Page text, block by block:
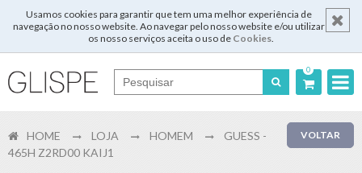
Usamos cookies para garantir que tem uma melhor experiência de
navegação no nosso website. Ao navegar pelo nosso website e/ou utilizar
os nosso serviços aceita o uso de Cookies.
0
English VOLTAR
HOME LOJA HOMEM
GUESS -
465H Z2RD00 KAIJ1